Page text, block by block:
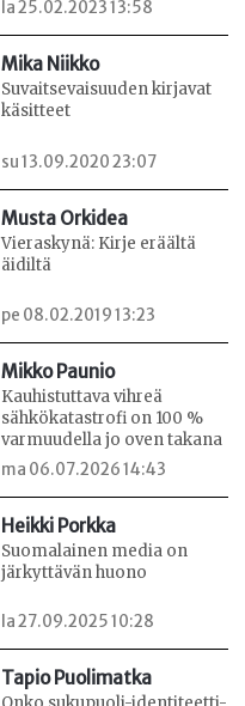
la 25.02.2023 13:58
Mika Niikko
Suvaitsevaisuuden kirjavat
käsitteet
su 13.09.2020 23:07
Musta Orkidea
Vieraskynä: Kirje eräältä
äidiltä
pe 08.02.2019 13:23
Mikko Paunio
Kauhistuttava vihreä
sähkökatastrofi on 100 %
varmuudella jo oven takana
ma 06.07.2026 14:43
Heikki Porkka
Suomalainen media on
järkyttävän huono
la 27.09.2025 10:28
Tapio Puolimatka